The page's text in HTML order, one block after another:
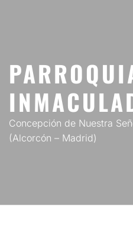
Concepción de Nuestra
(Alcorcón – Madrid)